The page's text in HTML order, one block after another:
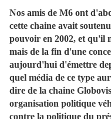
Nos amis de M6 ont
cette chaine avait
pouvoir en 2002, et qu'il
mais de la fin d'une
aujourd'hui d'émettre
quel média de ce type
dire de la chaine
organisation politique
contre la politique du